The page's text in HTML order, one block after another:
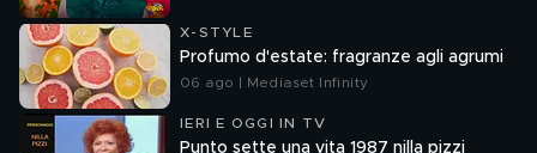
X-STYLE
Profumo d'estate: fragranze agli agrumi
06 ago | Mediaset Infinity
IERI E OGGI IN TV
Punto sette una vita 1987 nilla pizzi